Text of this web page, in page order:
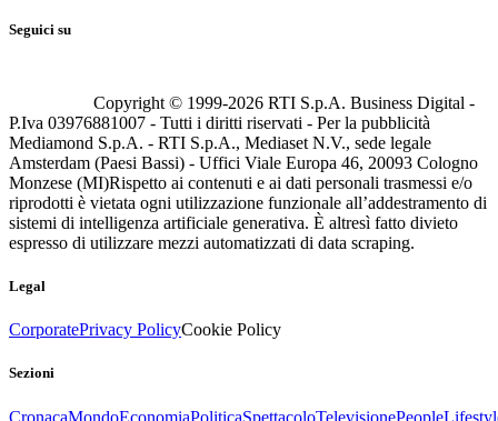
Seguici su
Copyright © 1999-2026 RTI S.p.A. Business Digital -
P.Iva 03976881007 - Tutti i diritti riservati - Per la pubblicità
Mediamond S.p.A. - RTI S.p.A., Mediaset N.V., sede legale
Amsterdam (Paesi Bassi) - Uffici Viale Europa 46, 20093 Cologno
Monzese (MI)Rispetto ai contenuti e ai dati personali trasmessi e/o
riprodotti è vietata ogni utilizzazione funzionale all’addestramento di
sistemi di intelligenza artificiale generativa. È altresì fatto divieto
espresso di utilizzare mezzi automatizzati di data scraping.
Legal
CorporatePrivacy PolicyCookie Policy
Sezioni
CronacaMondoEconomiaPoliticaSpettacoloTelevisionePeople